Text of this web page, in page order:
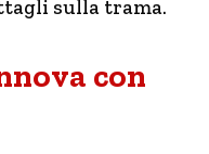
sulla trama.
con